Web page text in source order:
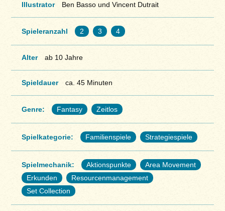
Illustrator Ben Basso und Vincent Dutrait
Spieleranzahl 2 3 4
Alter ab 10 Jahre
Spieldauer ca. 45 Minuten
Genre: Fantasy Zeitlos
Spielkategorie: Familienspiele Strategiespiele
Spielmechanik: Aktionspunkte
Area Movement
Erkunden
Resourcenmanagement
Set Collection